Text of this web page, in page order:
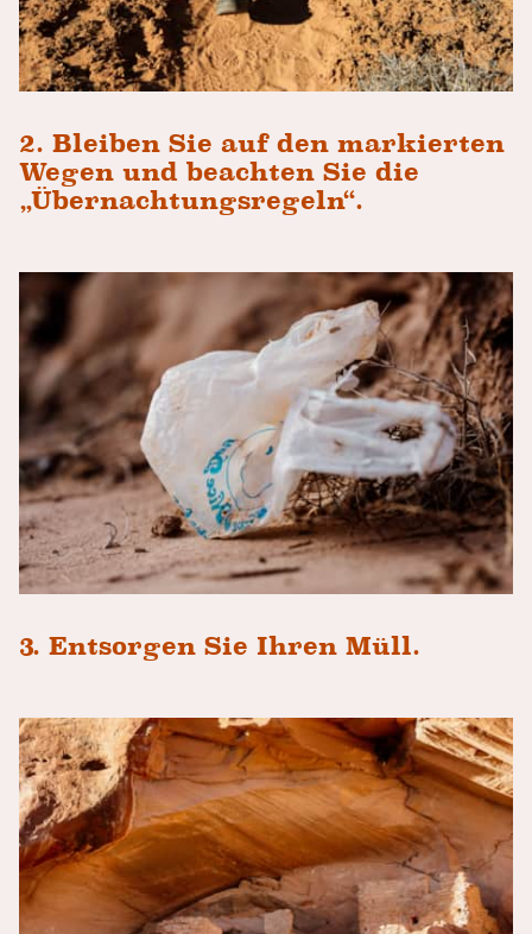
2. Bleiben Sie auf den markierten
Wegen und beachten Sie die
„Übernachtungsregeln“.
3. Entsorgen Sie Ihren Müll.